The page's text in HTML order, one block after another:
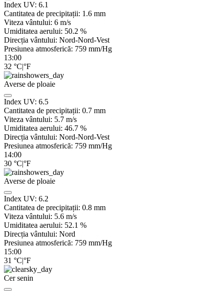
Index UV: 6.1
Cantitatea de precipitații: 1.6 mm
Viteza vântului: 6 m/s
Umiditatea aerului: 50.2 %
Direcția vântului: Nord-Nord-Vest
Presiunea atmosferică: 759 mm/Hg
13:00
32 °C|°F
Averse de ploaie
Index UV: 6.5
Cantitatea de precipitații: 0.7 mm
Viteza vântului: 5.7 m/s
Umiditatea aerului: 46.7 %
Direcția vântului: Nord-Nord-Vest
Presiunea atmosferică: 759 mm/Hg
14:00
30 °C|°F
Averse de ploaie
Index UV: 6.2
Cantitatea de precipitații: 0.8 mm
Viteza vântului: 5.6 m/s
Umiditatea aerului: 52.1 %
Direcția vântului: Nord
Presiunea atmosferică: 759 mm/Hg
15:00
31 °C|°F
Cer senin